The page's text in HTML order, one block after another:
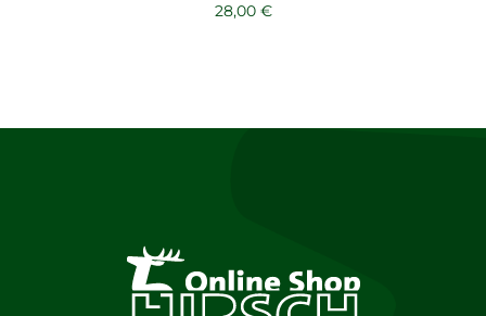
28,00 €